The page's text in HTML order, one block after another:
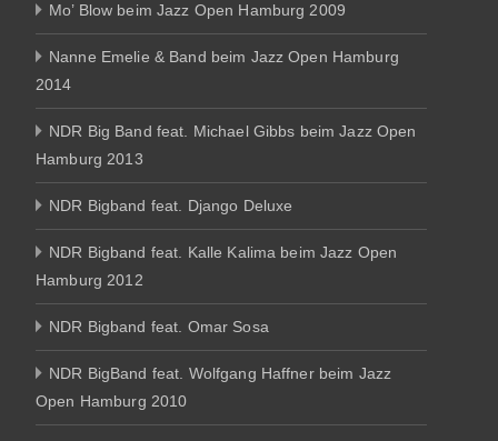
Mo’ Blow beim Jazz Open Hamburg 2009
Nanne Emelie & Band beim Jazz Open Hamburg
2014
NDR Big Band feat. Michael Gibbs beim Jazz Open
Hamburg 2013
NDR Bigband feat. Django Deluxe
NDR Bigband feat. Kalle Kalima beim Jazz Open
Hamburg 2012
NDR Bigband feat. Omar Sosa
NDR BigBand feat. Wolfgang Haffner beim Jazz
Open Hamburg 2010